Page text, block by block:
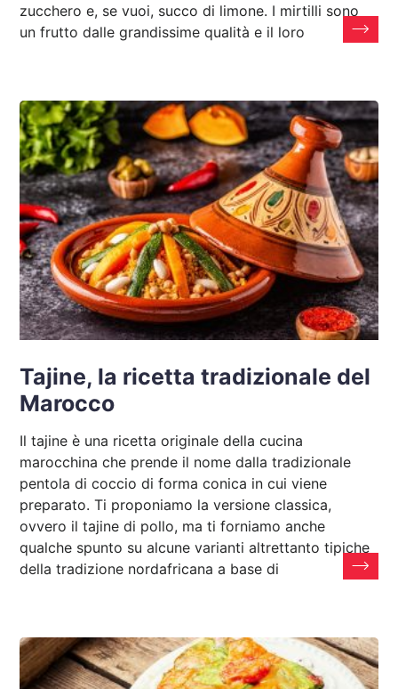
zucchero e, se vuoi, succo di limone. I mirtilli sono
un frutto dalle grandissime qualità e il loro
Tajine, la ricetta tradizionale del
Marocco
Il tajine è una ricetta originale della cucina
marocchina che prende il nome dalla tradizionale
pentola di coccio di forma conica in cui viene
preparato. Ti proponiamo la versione classica,
ovvero il tajine di pollo, ma ti forniamo anche
qualche spunto su alcune varianti altrettanto tipiche
della tradizione nordafricana a base di